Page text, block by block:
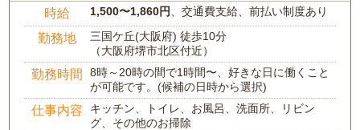
時給 1,500〜1,860円 、交通費支給、前払い制度あり
勤務地
三国ケ丘(大阪府) 徒歩10分
（大阪府堺市北区付近）
勤務時間
8時～20時の間で1時間〜、好きな日に働くこと
が可能です。(候補の日時から選択)
仕事内容
キッチン、トイレ、お風呂、洗面所、リビン
グ、その他のお掃除